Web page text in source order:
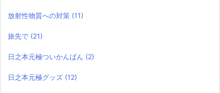
放射性物質への対策 (11)
旅先で (21)
日之本元極ついかんばん (2)
日之本元極グッズ (12)